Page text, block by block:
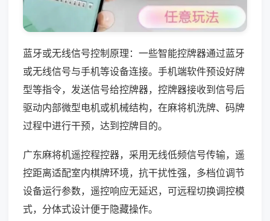
蓝牙或无线信号控制原理：一些智能控牌器通过蓝牙
或无线信号与手机等设备连接。手机端软件预设好牌
型等指令，发送信号给控牌器，控牌器接收到信号后
驱动内部微型电机或机械结构，在麻将机洗牌、码牌
过程中进行干预，达到控牌目的。
广东麻将机遥控程控器，采用无线低频信号传输，遥
控距离适配室内棋牌环境，抗干扰性强，多档位调节
设备运行参数，遥控响应无延迟，可远程切换调控模
式，分体式设计便于隐藏操作。